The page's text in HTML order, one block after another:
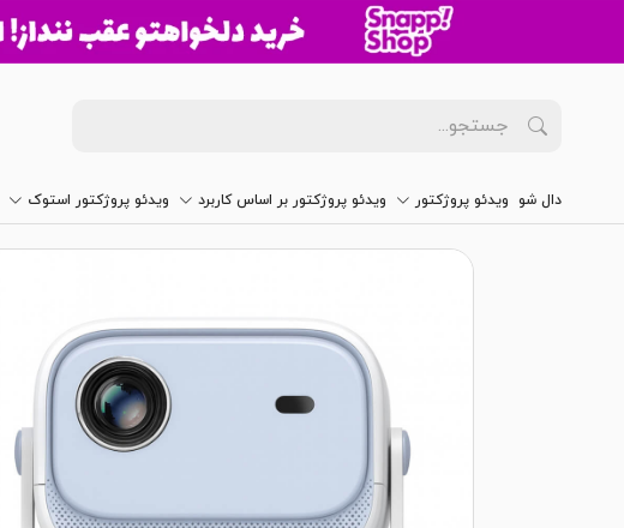
دال شو ویدئو پروژکتور ویدئو پروژکتور بر اساس کاربرد ویدئو پروژکتور استوک